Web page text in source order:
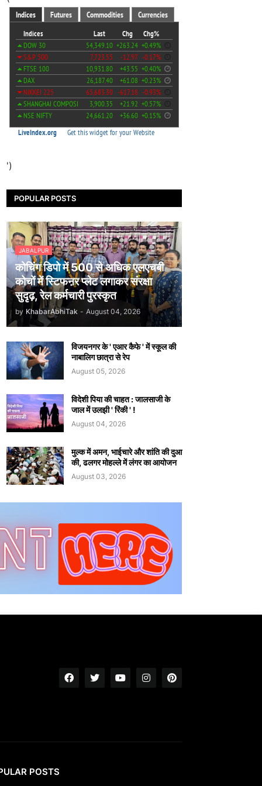
')
POPULAR POSTS
JABALPUR
कोचिंग डिपो में 500 से अधिक एलएचबी
कोचों में स्टिफऩर प्लेट लगाकर संरक्षा
सुदृढ़, रेल कर्मचारी पुरस्कृत
by KhabarAbhiTak - August 04, 2026
विजयनगर के ' एआर कैफे ' में स्कूल की
नाबालिग छात्रा से रेप
August 05, 2026
विदेशी पिया की चाहत : जालसाजी के
जाल में उलझी ' रिंकी ' !
August 04, 2026
मुल्क में अमन, भाईचारे और शांति की दुआ
की, ढलगर मोहल्ले में लंगर का आयोजन
August 03, 2026
POSTS